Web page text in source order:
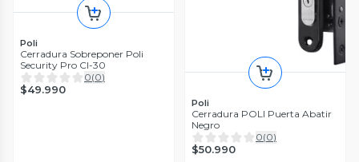
Poli
Cerradura Sobreponer Poli
Security Pro CI-30
0(0)
$49.990
Poli
Cerradura POLI Puerta Abatir
Negro
0(0)
$50.990